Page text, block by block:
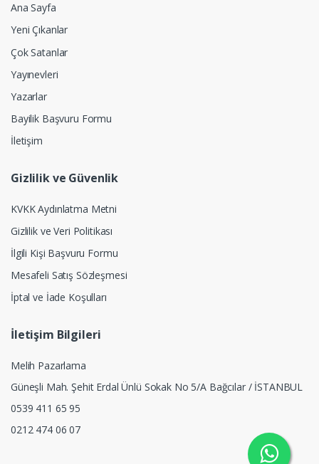
Ana Sayfa
Yeni Çıkanlar
Çok Satanlar
Yayınevleri
Yazarlar
Bayilik Başvuru Formu
İletişim
Gizlilik ve Güvenlik
KVKK Aydınlatma Metni
Gizlilik ve Veri Politikası
İlgili Kişi Başvuru Formu
Mesafeli Satış Sözleşmesi
İptal ve İade Koşulları
İletişim Bilgileri
Melih Pazarlama
Güneşli Mah. Şehit Erdal Ünlü Sokak No 5/A Bağcılar / İSTANBUL
0539 411 65 95
0212 474 06 07